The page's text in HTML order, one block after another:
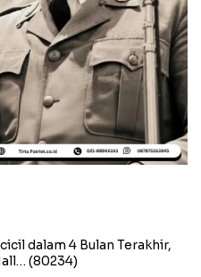
dalam 4 Bulan Terakhir,
(80234)